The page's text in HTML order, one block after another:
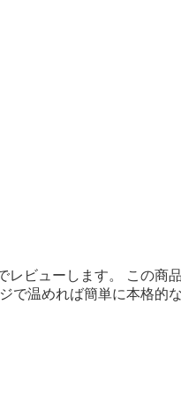
ビューします。 この商
で温めれば簡単に本格的